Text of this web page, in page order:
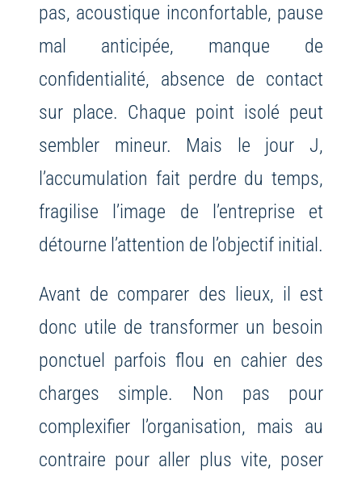
pas, acoustique inconfortable, pause
mal anticipée, manque de
confidentialité, absence de contact
sur place. Chaque point isolé peut
sembler mineur. Mais le jour J,
l’accumulation fait perdre du temps,
fragilise l’image de l’entreprise et
détourne l’attention de l’objectif initial.
Avant de comparer des lieux, il est
donc utile de transformer un besoin
ponctuel parfois flou en cahier des
charges simple. Non pas pour
complexifier l’organisation, mais au
contraire pour aller plus vite, poser